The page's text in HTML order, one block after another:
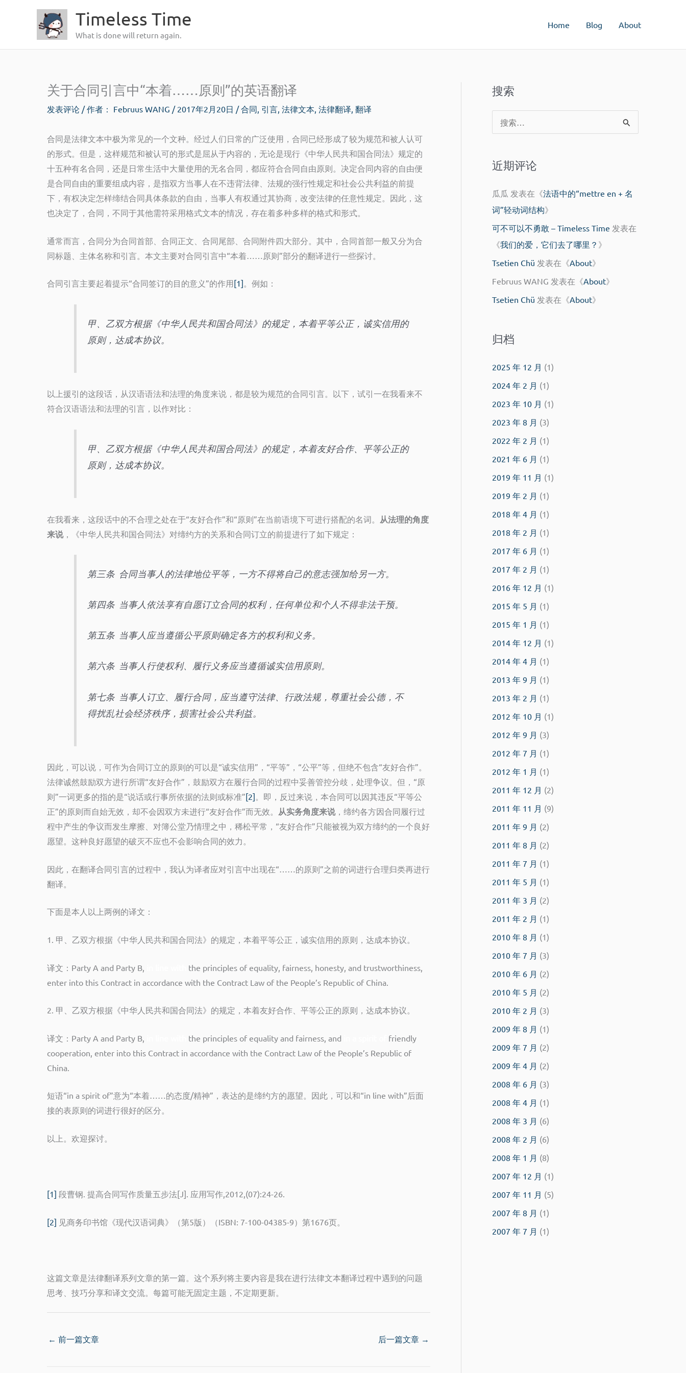
容
Timeless Time
What is done will return again.
Home Blog About
关于合同引言中“本着……原则”的英语翻译
发表评论 / 作者： Februus WANG / 2017年2月20日 /合同, 引言, 法律文本, 法律翻译, 翻译
合同是法律文本中极为常见的一个文种。经过人们日常的广泛使用，合同已经形成了较为规范和被人认可
的形式。但是，这样规范和被认可的形式是屈从于内容的，无论是现行《中华人民共和国合同法》规定的
十五种有名合同，还是日常生活中大量使用的无名合同，都应符合合同自由原则。决定合同内容的自由便
是合同自由的重要组成内容，是指双方当事人在不违背法律、法规的强行性规定和社会公共利益的前提
下，有权决定怎样缔结合同具体条款的自由，当事人有权通过其协商，改变法律的任意性规定。因此，这
也决定了，合同，不同于其他需符采用格式文本的情况，存在着多种多样的格式和形式。
通常而言，合同分为合同首部、合同正文、合同尾部、合同附件四大部分。其中，合同首部一般又分为合
同标题、主体名称和引言。本文主要对合同引言中“本着……原则”部分的翻译进行一些探讨。
合同引言主要起着提示“合同签订的目的意义”的作用[1]。例如：
甲、乙双方根据《中华人民共和国合同法》的规定，本着平等公正，诚实信用的
原则，达成本协议。
以上援引的这段话，从汉语语法和法理的角度来说，都是较为规范的合同引言。以下，试引一在我看来不
符合汉语语法和法理的引言，以作对比：
甲、乙双方根据《中华人民共和国合同法》的规定，本着友好合作、平等公正的
原则，达成本协议。
在我看来，这段话中的不合理之处在于“友好合作”和“原则”在当前语境下可进行搭配的名词。 从法理的角度
来说，《中华人民共和国合同法》对缔约方的关系和合同订立的前提进行了如下规定：
第三条 合同当事人的法律地位平等，一方不得将自己的意志强加给另一方。
第四条 当事人依法享有自愿订立合同的权利，任何单位和个人不得非法干预。
第五条 当事人应当遵循公平原则确定各方的权利和义务。
第六条 当事人行使权利、履行义务应当遵循诚实信用原则。
第七条 当事人订立、履行合同，应当遵守法律、行政法规，尊重社会公德，不
得扰乱社会经济秩序，损害社会公共利益。
因此，可以说，可作为合同订立的原则的可以是“诚实信用”，“平等”，“公平”等，但绝不包含“友好合作”。
法律诚然鼓励双方进行所谓“友好合作”，鼓励双方在履行合同的过程中妥善管控分歧，处理争议。但，“原
则”一词更多的指的是“说话或行事所依据的法则或标准”[2]。即，反过来说，本合同可以因其违反“平等公
正”的原则而自始无效，却不会因双方未进行“友好合作”而无效。 从实务角度来说，缔约各方因合同履行过
程中产生的争议而发生摩擦、对簿公堂乃情理之中，稀松平常，“友好合作”只能被视为双方缔约的一个良好
愿望。这种良好愿望的破灭不应也不会影响合同的效力。
因此，在翻译合同引言的过程中，我认为译者应对引言中出现在“……的原则”之前的词进行合理归类再进行
翻译。
下面是本人以上两例的译文：
1. 甲、乙双方根据《中华人民共和国合同法》的规定，本着平等公正，诚实信用的原则，达成本协议。
译文：Party A and Party B,
the principles of equality, fairness, honesty, and trustworthiness,
enter into this Contract in accordance with the Contract Law of the People’s Republic of China.
2. 甲、乙双方根据《中华人民共和国合同法》的规定，本着友好合作、平等公正的原则，达成本协议。
译文：Party A and Party B, the principles of equality and fairness, and
friendly
cooperation, enter into this Contract in accordance with the Contract Law of the People’s Republic of
China.
短语“in a spirit of”意为“本着……的态度/精神”，表达的是缔约方的愿望。因此，可以和“in line with”后面
接的表原则的词进行很好的区分。
以上。欢迎探讨。
[1] 段曹钢. 提高合同写作质量五步法[J]. 应用写作,2012,(07):24-26.
[2] 见商务印书馆《现代汉语词典》（第5版）（ISBN: 7-100-04385-9）第1676页。
这篇文章是法律翻译系列文章的第一篇。这个系列将主要内容是我在进行法律文本翻译过程中遇到的问题
思考、技巧分享和译文交流。每篇可能无固定主题，不定期更新。
← 前一篇文章 后一篇文章 →
搜索
索
近期评论
瓜瓜 发表在《法语中的“mettre en + 名
词”轻动词结构》
可不可以不勇敢 – Timeless Time 发表在
《我们的爱，它们去了哪里？ 》
Tsetien Chü 发表在《About》
Februus WANG 发表在《About》
Tsetien Chü 发表在《About》
归档
2025 年 12 月 (1)
2024 年 2 月 (1)
2023 年 10 月 (1)
2023 年 8 月 (3)
2022 年 2 月 (1)
2021 年 6 月 (1)
2019 年 11 月 (1)
2019 年 2 月 (1)
2018 年 4 月 (1)
2018 年 2 月 (1)
2017 年 6 月 (1)
2017 年 2 月 (1)
2016 年 12 月 (1)
2015 年 5 月 (1)
2015 年 1 月 (1)
2014 年 12 月 (1)
2014 年 4 月 (1)
2013 年 9 月 (1)
2013 年 2 月 (1)
2012 年 10 月 (1)
2012 年 9 月 (3)
2012 年 7 月 (1)
2012 年 1 月 (1)
2011 年 12 月 (2)
2011 年 11 月 (9)
2011 年 9 月 (2)
2011 年 8 月 (2)
2011 年 7 月 (1)
2011 年 5 月 (1)
2011 年 3 月 (2)
2011 年 2 月 (1)
2010 年 8 月 (1)
2010 年 7 月 (3)
2010 年 6 月 (2)
2010 年 5 月 (2)
2010 年 2 月 (3)
2009 年 8 月 (1)
2009 年 7 月 (2)
2009 年 4 月 (2)
2008 年 6 月 (3)
2008 年 4 月 (1)
2008 年 3 月 (6)
2008 年 2 月 (6)
2008 年 1 月 (8)
2007 年 12 月 (1)
2007 年 11 月 (5)
2007 年 8 月 (1)
2007 年 7 月 (1)